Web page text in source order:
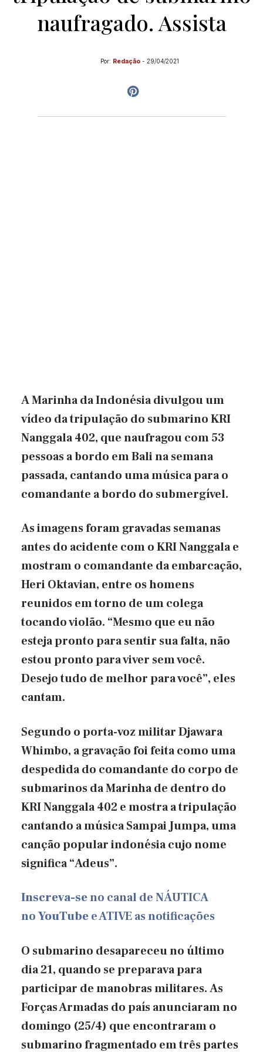
naufragado. Assista
Por: Redação - 29/04/2021
A Marinha da Indonésia divulgou um
vídeo da tripulação do submarino KRI
Nanggala 402, que naufragou com 53
pessoas a bordo em Bali na semana
passada, cantando uma música para o
comandante a bordo do submergível.
As imagens foram gravadas semanas
antes do acidente com o KRI Nanggala e
mostram o comandante da embarcação,
Heri Oktavian, entre os homens
reunidos em torno de um colega
tocando violão. “Mesmo que eu não
esteja pronto para sentir sua falta, não
estou pronto para viver sem você.
Desejo tudo de melhor para você”, eles
cantam.
Segundo o porta-voz militar Djawara
Whimbo, a gravação foi feita como uma
despedida do comandante do corpo de
submarinos da Marinha de dentro do
KRI Nanggala 402 e mostra a tripulação
cantando a música Sampai Jumpa, uma
canção popular indonésia cujo nome
significa “Adeus”.
Inscreva-seno canal de NÁUTICA
noYouTubee ATIVE as notificações
O submarino desapareceu no último
dia 21, quando se preparava para
participar de manobras militares. As
Forças Armadas do país anunciaram no
domingo (25/4) que encontraram o
submarino fragmentado em três partes